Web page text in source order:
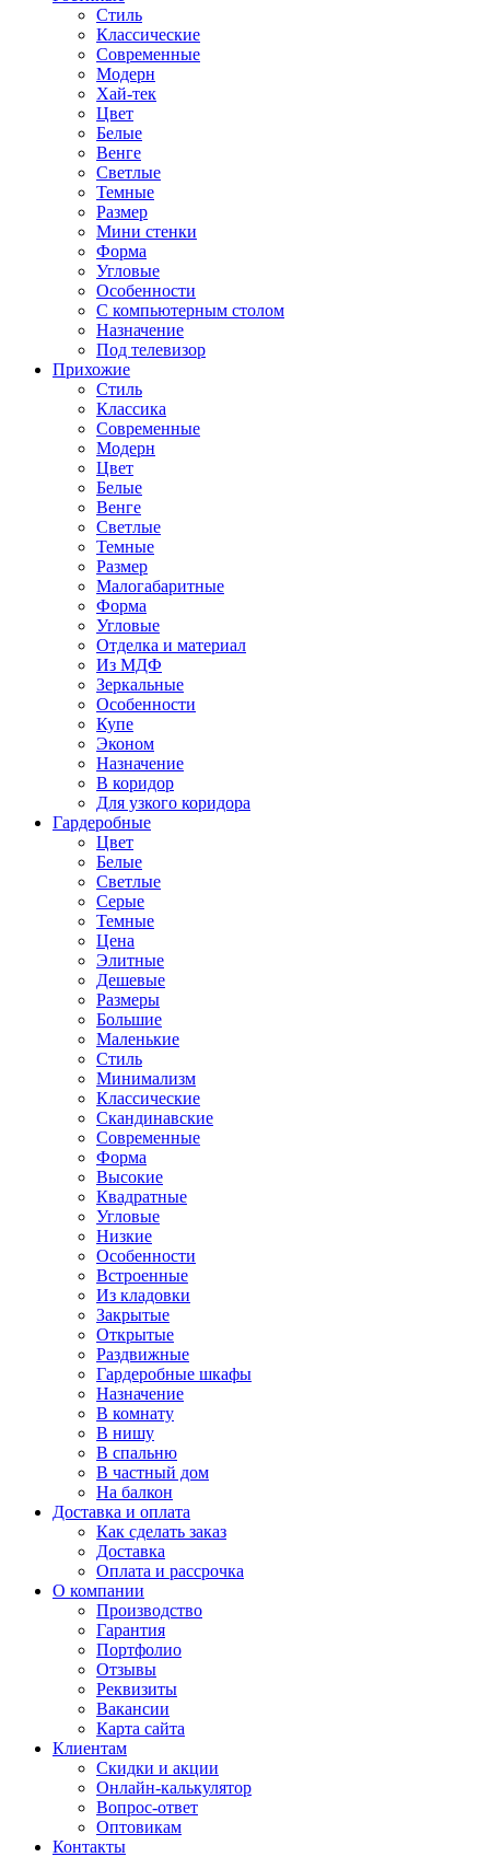
Стиль
Классические
Современные
Модерн
Хай-тек
Цвет
Белые
Венге
Светлые
Темные
Размер
Мини стенки
Форма
Угловые
Особенности
С компьютерным столом
Назначение
Под телевизор
Прихожие
Стиль
Классика
Современные
Модерн
Цвет
Белые
Венге
Светлые
Темные
Размер
Малогабаритные
Форма
Угловые
Отделка и материал
Из МДФ
Зеркальные
Особенности
Купе
Эконом
Назначение
В коридор
Для узкого коридора
Гардеробные
Цвет
Белые
Светлые
Серые
Темные
Цена
Элитные
Дешевые
Размеры
Большие
Маленькие
Стиль
Минимализм
Классические
Скандинавские
Современные
Форма
Высокие
Квадратные
Угловые
Низкие
Особенности
Встроенные
Из кладовки
Закрытые
Открытые
Раздвижные
Гардеробные шкафы
Назначение
В комнату
В нишу
В спальню
В частный дом
На балкон
Доставка и оплата
Как сделать заказ
Доставка
Оплата и рассрочка
О компании
Производство
Гарантия
Портфолио
Отзывы
Реквизиты
Вакансии
Карта сайта
Клиентам
Скидки и акции
Онлайн-калькулятор
Вопрос-ответ
Оптовикам
Контакты